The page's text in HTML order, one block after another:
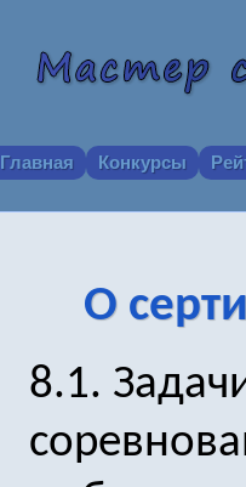
Главная Конкурсы
О
8.1.